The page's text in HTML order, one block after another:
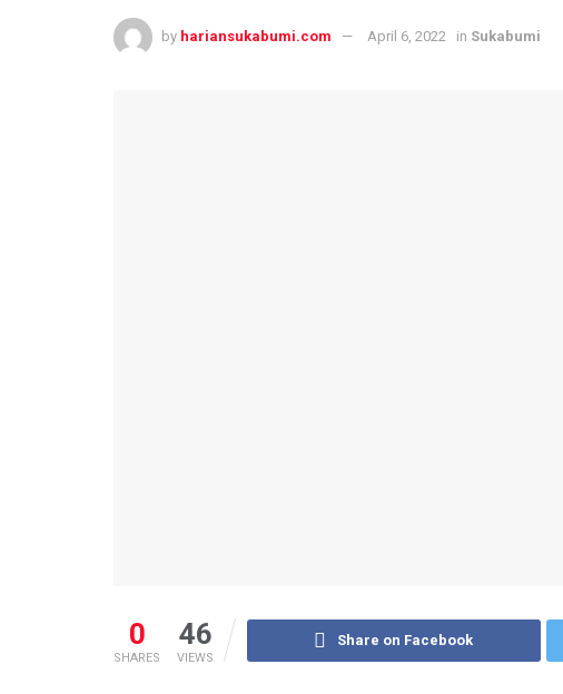
by hariansukabumi.com April 6, 2022 in Sukabumi
0
SHARES
46
VIEWS
Share on Facebook